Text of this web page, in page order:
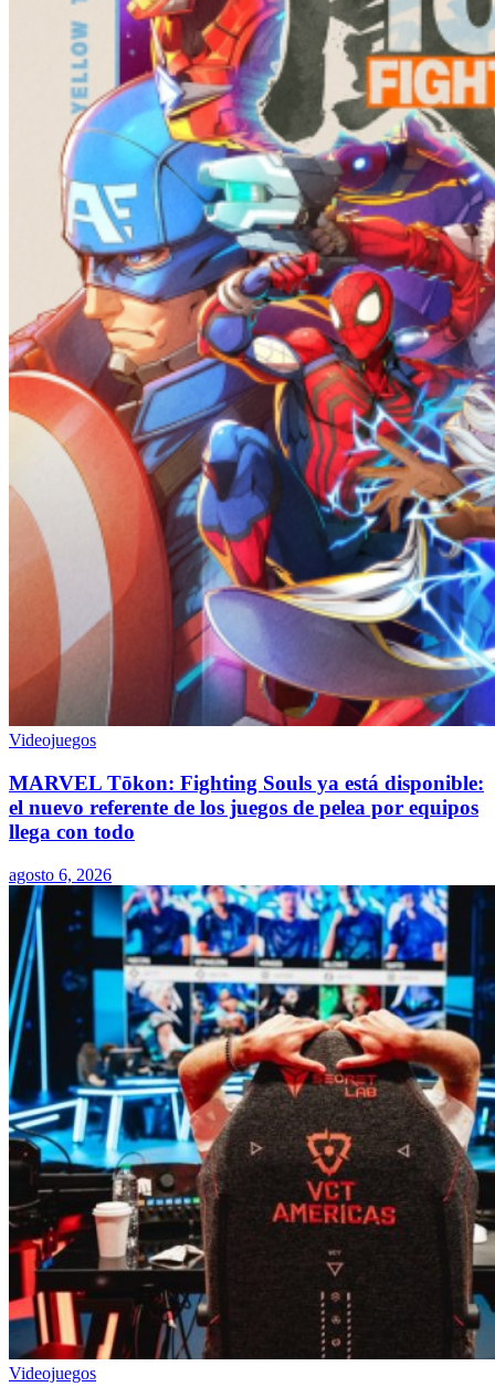
Videojuegos
MARVEL Tōkon: Fighting Souls ya está disponible:
el nuevo referente de los juegos de pelea por equipos
llega con todo
agosto 6, 2026
Videojuegos